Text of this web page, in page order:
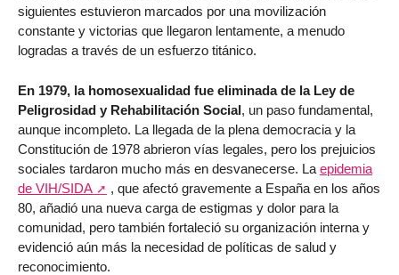
siguientes estuvieron marcados por una movilización
constante y victorias que llegaron lentamente, a menudo
logradas a través de un esfuerzo titánico.
En 1979, la homosexualidad fue eliminada de la Ley de
Peligrosidad y Rehabilitación Social, un paso fundamental,
aunque incompleto. La llegada de la plena democracia y la
Constitución de 1978 abrieron vías legales, pero los prejuicios
sociales tardaron mucho más en desvanecerse. La epidemia
de VIH/SIDA
, que afectó gravemente a España en los años
80, añadió una nueva carga de estigmas y dolor para la
comunidad, pero también fortaleció su organización interna y
evidenció aún más la necesidad de políticas de salud y
reconocimiento.